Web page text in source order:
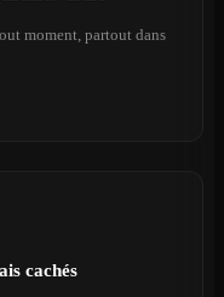
moment, partout dans
cachés